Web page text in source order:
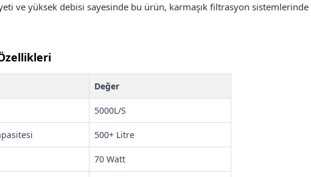
ve yüksek debisi sayesinde bu ürün, karmaşık filtrasyon sistemlerinde
Değer
5000L/S
500+ Litre
70 Watt